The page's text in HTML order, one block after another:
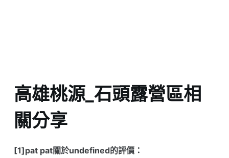
高雄桃源_石頭露營區相
關分享
[1]pat pat關於undefined的評價：